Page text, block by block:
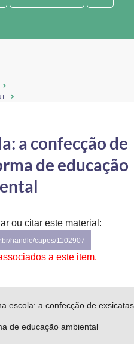
a confecção de
de educação
ou citar este material:
handle/capes/1102907
a este item.
escola: a confecção de exsicatas
de educação ambiental